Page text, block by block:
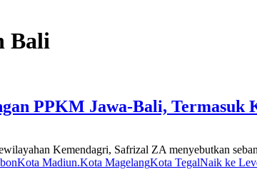
Bali
PPKM Jawa-Bali, Termasuk
Kemendagri, Safrizal ZA menyebutkan
Kota Madiun.Kota MagelangKota TegalNaik ke